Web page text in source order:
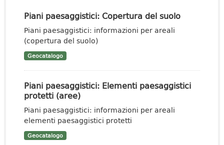
Piani paesaggistici: Copertura del suolo
Piani paesaggistici: informazioni per areali
(copertura del suolo)
Geocatalogo
Piani paesaggistici: Elementi paesaggistici
protetti (aree)
Piani paesaggistici: informazioni per areali
elementi paesaggistici protetti
Geocatalogo